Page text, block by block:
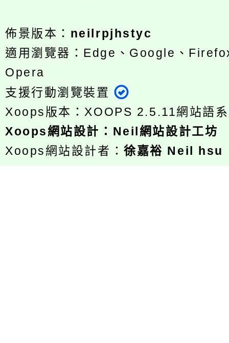
佈景版本： neilrpjhstyc
適用瀏覽器：Edge、Google、
Opera
支援行動瀏覽裝置
Xoops版本： XOOPS 2.5.11網站語
Xoops網站設計 ： Neil網站設計工坊
Xoops網站設計者：徐嘉裕 Neil hsu